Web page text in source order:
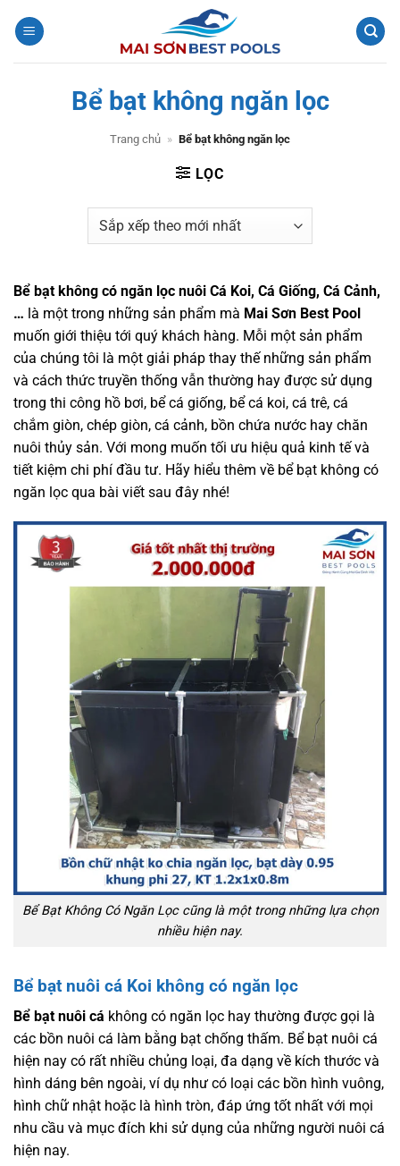
qua
Bể bạt không ngăn lọc
Trang chủ » Bể bạt không ngăn lọc
LỌC
Bể bạt không có ngăn lọc nuôi Cá Koi, Cá Giống, Cá Cảnh,
… là một trong những sản phẩm mà Mai Sơn Best Pool
muốn giới thiệu tới quý khách hàng. Mỗi một sản phẩm
của chúng tôi là một giải pháp thay thế những sản phẩm
và cách thức truyền thống vẫn thường hay được sử dụng
trong thi công hồ bơi, bể cá giống, bể cá koi, cá trê, cá
chắm giòn, chép giòn, cá cảnh, bồn chứa nước hay chăn
nuôi thủy sản. Với mong muốn tối ưu hiệu quả kinh tế và
tiết kiệm chi phí đầu tư. Hãy hiểu thêm về bể bạt không có
ngăn lọc qua bài viết sau đây nhé!
Bể Bạt Không Có Ngăn Lọc cũng là một trong những lựa chọn
nhiều hiện nay.
Bể bạt nuôi cá Koi không có ngăn lọc
Bể bạt nuôi cá không có ngăn lọc hay thường được gọi là
các bồn nuôi cá làm bằng bạt chống thấm. Bể bạt nuôi cá
hiện nay có rất nhiều chủng loại, đa dạng về kích thước và
hình dáng bên ngoài, ví dụ như có loại các bồn hình vuông,
hình chữ nhật hoặc là hình tròn, đáp ứng tốt nhất với mọi
nhu cầu và mục đích khi sử dụng của những người nuôi cá
hiện nay.